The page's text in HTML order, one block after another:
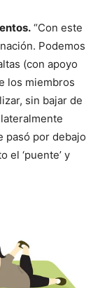
“Con este
Podemos
(con apoyo
los miembros
sin bajar de
pasó por debajo
el ‘puente’ y